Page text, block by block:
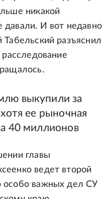
никакой
давали. И вот недавно
Табельский разъяснил
выкупили за
ее рыночная
40 миллионов
главы
ведет второй
особо важных дел СУ